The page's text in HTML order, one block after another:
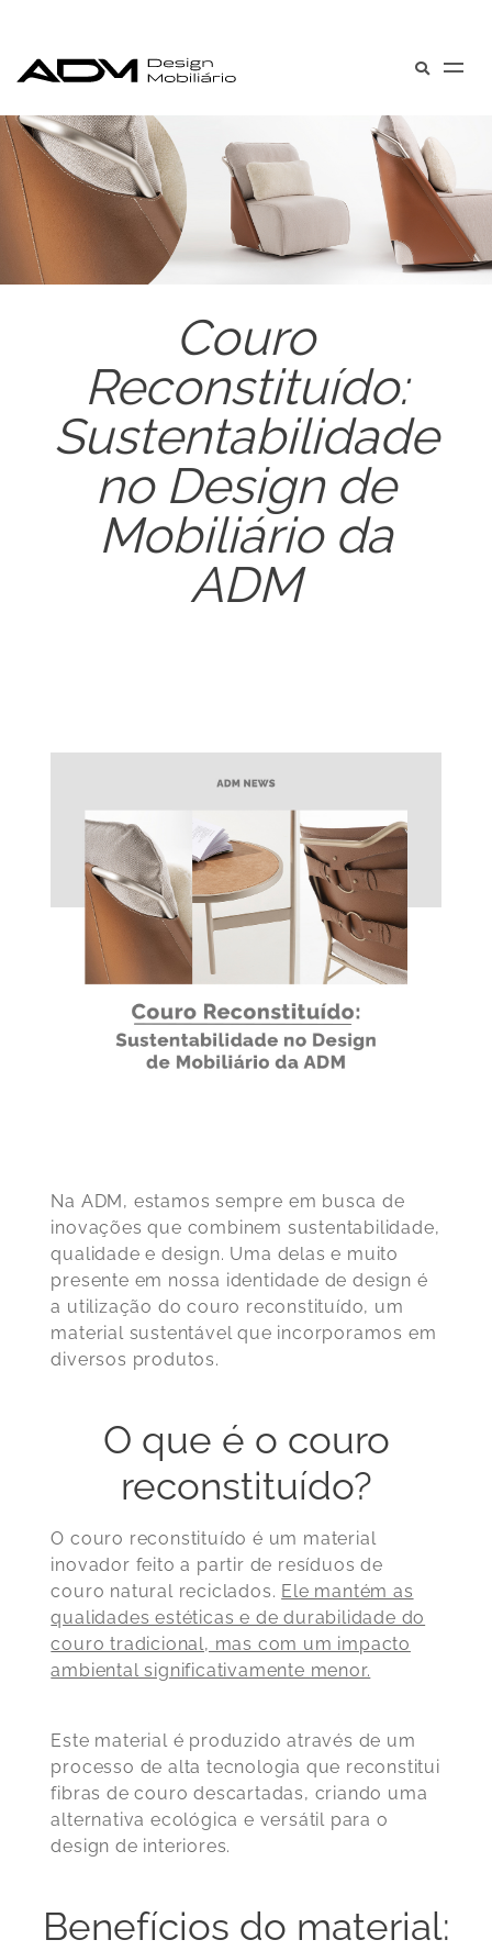
Couro
Reconstituído:
Sustentabilidade
no Design de
Mobiliário da
ADM
Na ADM, estamos sempre em busca de
inovações que combinem sustentabilidade,
qualidade e design. Uma delas e muito
presente em nossa identidade de design é
a utilização do couro reconstituído, um
material sustentável que incorporamos em
diversos produtos.
O que é o couro
reconstituído?
O couro reconstituído é um material
inovador feito a partir de resíduos de
couro natural reciclados. Ele mantém as
qualidades estéticas e de durabilidade do
couro tradicional, mas com um impacto
ambiental significativamente menor.
Este material é produzido através de um
processo de alta tecnologia que reconstitui
fibras de couro descartadas, criando uma
alternativa ecológica e versátil para o
design de interiores.
Benefícios do material: